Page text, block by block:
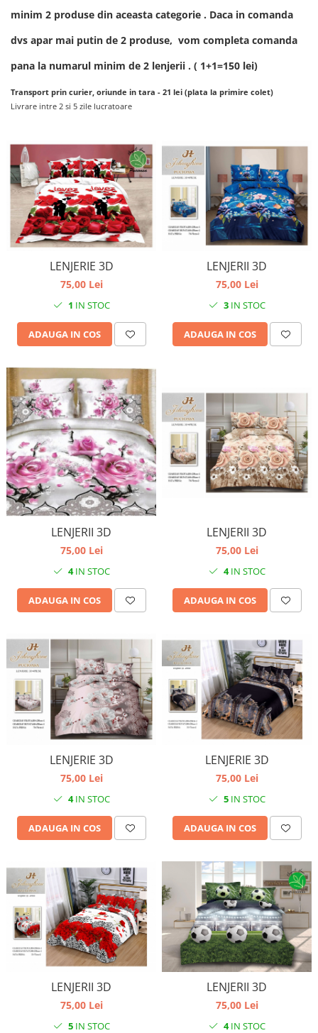
LENJERIE 3D
75,00 Lei
1 IN STOC
ADAUGA IN COS
LENJERII 3D
75,00 Lei
3IN STOC
ADAUGA IN COS
LENJERII 3D
75,00 Lei
4IN STOC
ADAUGA IN COS
LENJERII 3D
75,00 Lei
4IN STOC
ADAUGA IN COS
LENJERIE 3D
75,00 Lei
4IN STOC
ADAUGA IN COS
LENJERIE 3D
75,00 Lei
5IN STOC
ADAUGA IN COS
LENJERII 3D
75,00 Lei
5IN STOC
LENJERII 3D
75,00 Lei
4IN STOC
minim 2 produse din aceasta categorie . Daca in comanda
dvs apar mai putin de 2 produse, vom completa comanda
pana la numarul minim de 2 lenjerii . ( 1+1=150 lei)
Transport prin curier, oriunde in tara - 21 lei (plata la primire colet)
Livrare intre 2 si 5 zile lucratoare